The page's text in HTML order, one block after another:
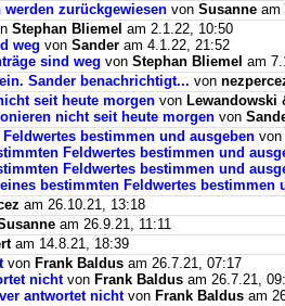
zurückgewiesen von Susanne am
Stephan Bliemel am 2.1.22, 10:50
weg von Sander am 4.1.22, 21:52
sind weg von Stephan Bliemel am
Sander benachrichtigt... von
seit heute morgen von Lewandowski
nicht seit heute morgen von
bestimmen und ausgeben von
Feldwertes bestimmen und
Feldwertes bestimmen und
bestimmten Feldwertes bestimmen
am 26.10.21, 13:18
am 26.9.21, 11:11
am 14.8.21, 18:39
von Frank Baldus am 26.7.21, 07:17
nichtvon Frank Baldus am 26.7.21,
antwortet nichtvon Frank Baldus am